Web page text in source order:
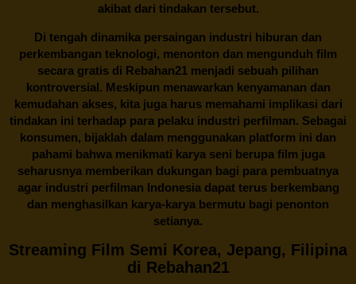
akibat dari tindakan tersebut.
Di tengah dinamika persaingan industri hiburan dan
perkembangan teknologi, menonton dan mengunduh film
secara gratis di Rebahan21 menjadi sebuah pilihan
kontroversial. Meskipun menawarkan kenyamanan dan
kemudahan akses, kita juga harus memahami implikasi dari
tindakan ini terhadap para pelaku industri perfilman. Sebagai
konsumen, bijaklah dalam menggunakan platform ini dan
pahami bahwa menikmati karya seni berupa film juga
seharusnya memberikan dukungan bagi para pembuatnya
agar industri perfilman Indonesia dapat terus berkembang
dan menghasilkan karya-karya bermutu bagi penonton
setianya.
Streaming Film Semi Korea, Jepang, Filipina
di Rebahan21